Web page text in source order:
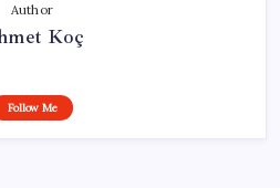
Author
Koç
Follow Me